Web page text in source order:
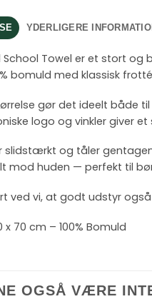
YDERLIGERE
Towel er et stort og
bomuld med klassisk
gør det ideelt både
logo og vinkler giver
slidstærkt og tåler
mod huden — perfekt til
ved vi, at godt udstyr
x 70 cm – 100% Bomuld
OGSÅ VÆRE